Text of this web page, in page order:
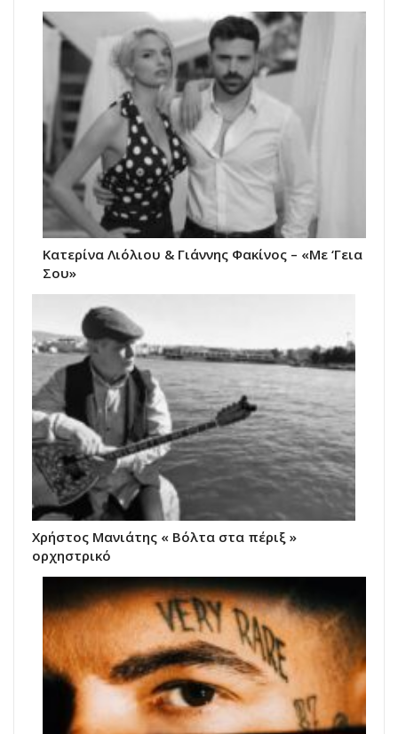
Κατερίνα Λιόλιου & Γιάννης Φακίνος – «Με ‘Γεια
Σου»
Χρήστος Μανιάτης « Βόλτα στα πέριξ »
ορχηστρικό